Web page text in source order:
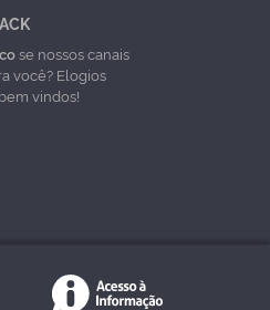
se nossos canais
você? Elogios
vindos!